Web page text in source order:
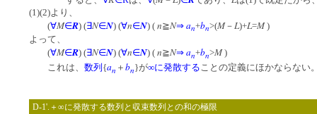
(1)(2)より、
(∀M∈R) (∃N∈N) (∀n∈N) ( n≧N⇒ an+bn>(M－ L)+L=M)
よって、
(∀M∈R) (∃N∈N) (∀n∈N) ( n≧N⇒ an+bn>M)
これは、 数列 {an ＋ bn}が∞に発散することの定義にほかならない
D-1'.＋∞に発散する数列と収束数列との和の極限